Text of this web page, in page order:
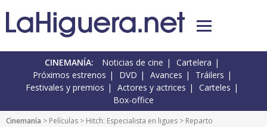
CINEMANÍA: Noticias de cine
Cartelera
Próximos estrenos
DVD Avances
Tráilers
Festivales y premios
Actores y actrices
Carteles
Box-office
Cinemanía > Películas > Hitch: Especialista en ligues > Reparto